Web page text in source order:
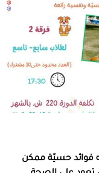
فوائد حسيّة ممكن